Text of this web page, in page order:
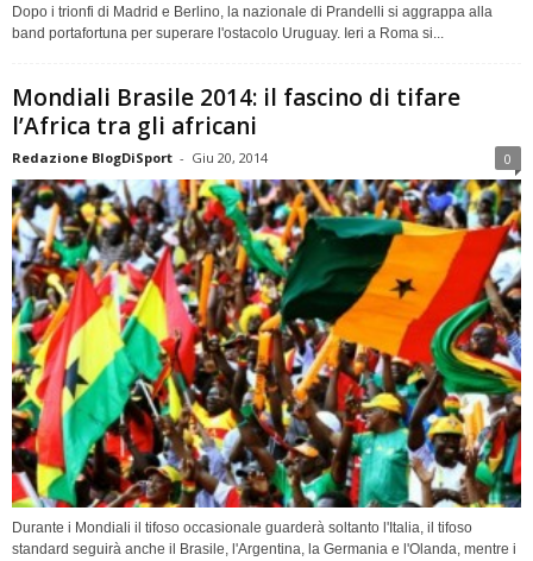
Dopo i trionfi di Madrid e Berlino, la nazionale di Prandelli si aggrappa alla
band portafortuna per superare l'ostacolo Uruguay. Ieri a Roma si...
Mondiali Brasile 2014: il fascino di tifare
l’Africa tra gli africani
Redazione BlogDiSport - Giu 20, 2014 0
Durante i Mondiali il tifoso occasionale guarderà soltanto l'Italia, il tifoso
standard seguirà anche il Brasile, l'Argentina, la Germania e l'Olanda, mentre i